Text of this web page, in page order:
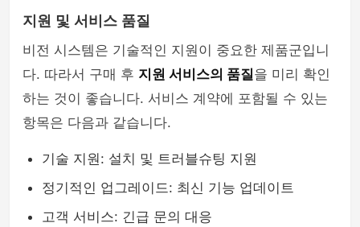
지원 및 서비스 품질
비전 시스템은 기술적인 지원이 중요한 제품군입니
다. 따라서 구매 후 지원 서비스의 품질을 미리 확인
하는 것이 좋습니다. 서비스 계약에 포함될 수 있는
항목은 다음과 같습니다.
기술 지원: 설치 및 트러블슈팅 지원
정기적인 업그레이드: 최신 기능 업데이트
고객 서비스: 긴급 문의 대응